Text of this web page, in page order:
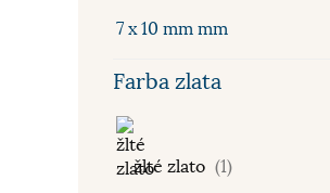
7 x 10 mm mm
Farba zlata
žlté zlato (1)